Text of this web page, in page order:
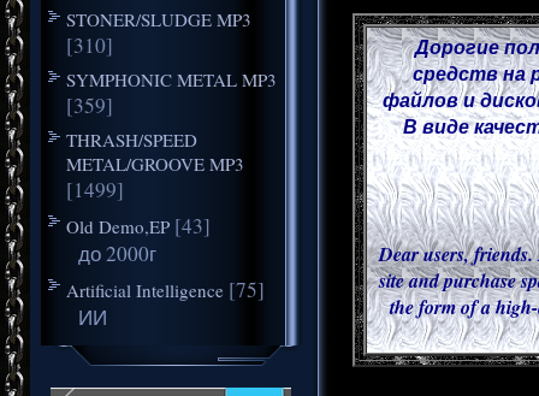
STONER/SLUDGE MP3
[310]
SYMPHONIC METAL MP3
[359]
THRASH/SPEED
METAL/GROOVE MP3
[1499]
Old Demo,EP [43]
до 2000г
Artificial Intelligence [75]
ИИ
Дорогие
средств на
файлов и
В виде
Dear users,
site and purchase
the form of a